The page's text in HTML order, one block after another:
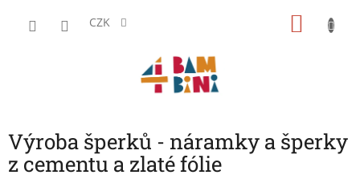
CZK
Výroba šperků - náramky a šperky
z cementu a zlaté fólie